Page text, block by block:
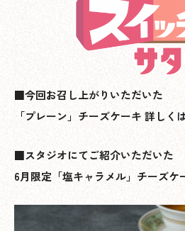
■今回お召し上がりいただいた
「プレーン」チーズケーキ 詳しく
■スタジオにてご紹介いただいた
6月限定「塩キャラメル」チーズケ